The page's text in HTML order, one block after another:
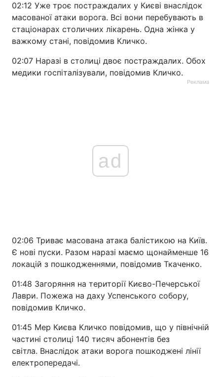
02:12 Уже троє постраждалих у Києві внаслідок
масованої атаки ворога. Всі вони перебувають в
стаціонарах столичних лікарень. Одна жінка у
важкому стані, повідомив Кличко.
02:07 Наразі в столиці двоє постраждалих. Обох
медики госпіталізували, повідомив Кличко.
Реклама
ad
02:06 Триває масована атака балістикою на Київ.
Є нові пуски. Разом наразі маємо щонайменше 16
локацій з пошкодженнями, повідомив Ткаченко.
01:48 Загоряння на території Києво-Печерської
Лаври. Пожежа на даху Успенського собору,
повідомив Кличко.
01:45 Мер Києва Кличко повідомив, що у північній
частині столиці 140 тисяч абонентів без
світла. Внаслідок атаки ворога пошкоджені лінії
електропередачі.